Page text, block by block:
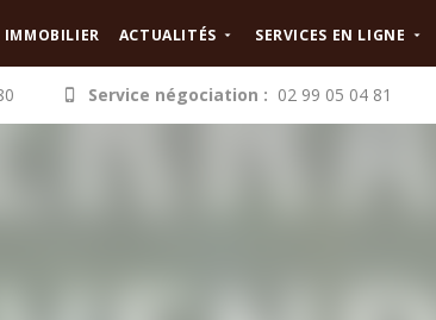
IMMOBILIER ACTUALITÉS SERVICES EN LIGNE
Service négociation : 02 99 05 04 81